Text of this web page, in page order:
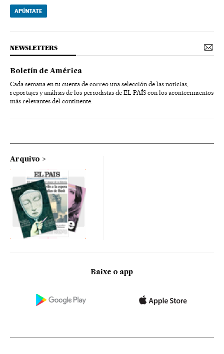
APÚNTATE
NEWSLETTERS
Boletín de América
Cada semana en tu cuenta de correo una selección de las noticias,
reportajes y análisis de los periodistas de EL PAÍS con los acontecimientos
más relevantes del continente.
Arquivo
Baixe o app